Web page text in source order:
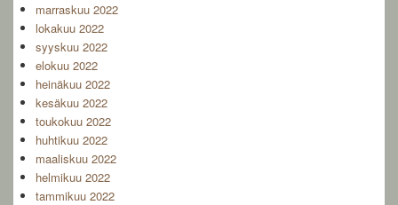
marraskuu 2022
lokakuu 2022
syyskuu 2022
elokuu 2022
heinäkuu 2022
kesäkuu 2022
toukokuu 2022
huhtikuu 2022
maaliskuu 2022
helmikuu 2022
tammikuu 2022